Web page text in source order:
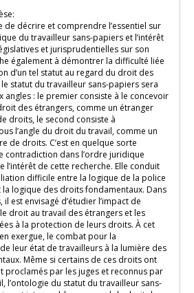
de décrire et comprendre l’essentiel sur
du travailleur sans-papiers et l’intérêt
et jurisprudentielles sur son
également à démontrer la difficulté liée
d’un tel statut au regard du droit des
statut du travailleur sans-papiers sera
angles : le premier consiste à le concevoir
des étrangers, comme un étranger
droits, le second consiste à
l’angle du droit du travail, comme un
de droits. C’est en quelque sorte
contradiction dans l’ordre juridique
l’intérêt de cette recherche. Elle conduit
difficile entre la logique de la police
la logique des droits fondamentaux. Dans
il est envisagé d’étudier l’impact de
droit au travail des étrangers et les
à la protection de leurs droits. À cet
exergue, le combat pour la
leur état de travailleurs à la lumière des
Même si certains de ces droits ont
proclamés par les juges et reconnus par
l’ontologie du statut du travailleur sans-